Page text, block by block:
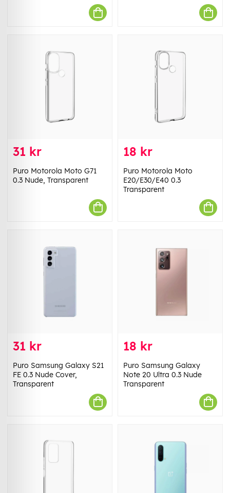
31 kr
Puro Motorola Moto G71
0.3 Nude, Transparent
18 kr
Puro Motorola Moto
E20/E30/E40 0.3
Transparent
31 kr
Puro Samsung Galaxy S21
FE 0.3 Nude Cover,
Transparent
18 kr
Puro Samsung Galaxy
Note 20 Ultra 0.3 Nude
Transparent